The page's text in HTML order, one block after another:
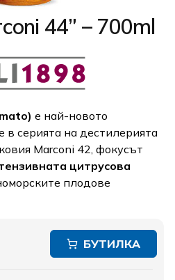
44” – 700ml
е най-новото
в серията на дестилерията
Marconi 42, фокусът
цитрусова
плодове
БУТИЛКА